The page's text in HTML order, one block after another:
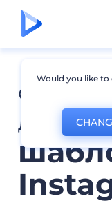
Would you like to